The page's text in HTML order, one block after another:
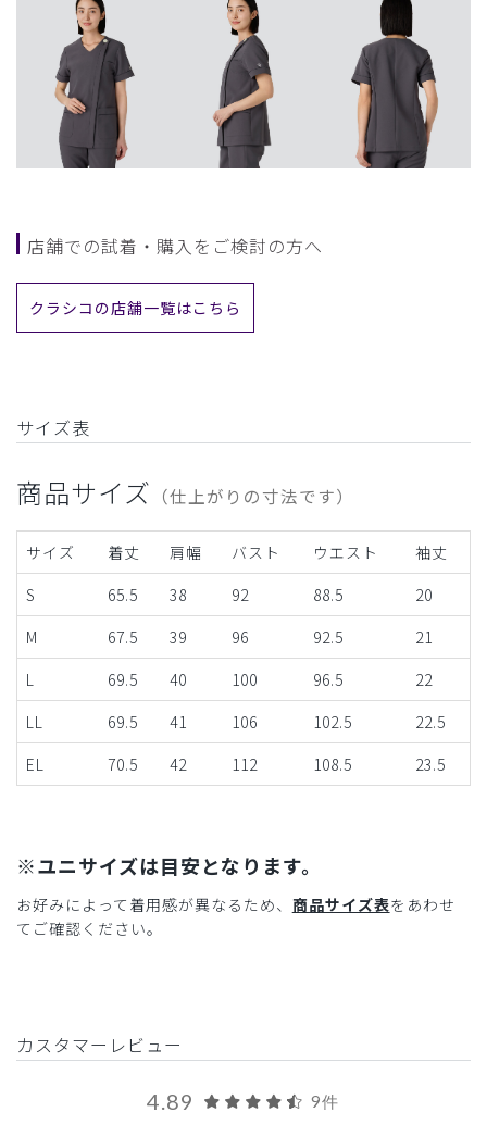
店舗での試着・購入をご検討の方へ
クラシコの店舗一覧はこちら
サイズ表
商品サイズ （仕上がりの寸法です）
サイズ 着丈 肩幅 バスト ウエスト
袖丈
S
65.5 38 92 88.5
20
M
67.5 39 96 92.5
21
L
69.5 40 100 96.5
22
LL
69.5 41 106 102.5
22.5
EL
70.5 42 112 108.5 23.5
※ユニサイズは目安となります。
お好みによって着用感が異なるため、 商品サイズ表をあわせ
てご確認ください。
カスタマーレビュー
4.89 9件